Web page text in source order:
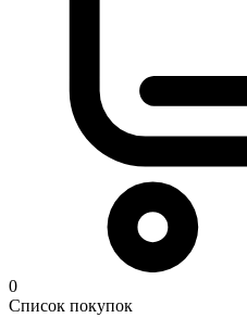
0
Список покупок